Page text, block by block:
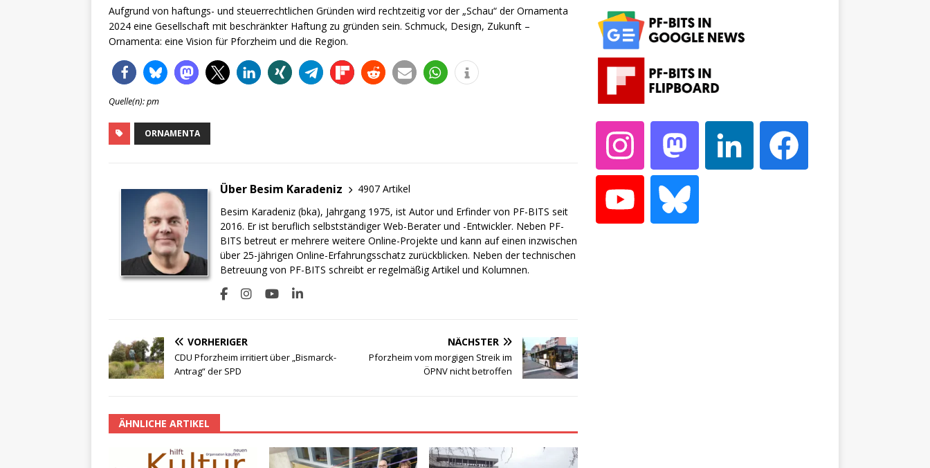
Aufgrund von haftungs- und steuerrechtlichen Gründen wird rechtzeitig vor der „Schau“ der Ornamenta
2024 eine Gesellschaft mit beschränkter Haftung zu gründen sein. Schmuck, Design, Zukunft –
Ornamenta: eine Vision für Pforzheim und die Region.
Quelle(n): pm
ORNAMENTA
Über Besim Karadeniz
4907 Artikel
Besim Karadeniz (bka), Jahrgang 1975, ist Autor und Erfinder von PF-BITS seit
2016. Er ist beruflich selbstständiger Web-Berater und -Entwickler. Neben PF-
BITS betreut er mehrere weitere Online-Projekte und kann auf einen inzwischen
über 25-jährigen Online-Erfahrungsschatz zurückblicken. Neben der technischen
Betreuung von PF-BITS schreibt er regelmäßig Artikel und Kolumnen.
VORHERIGER
CDU Pforzheim irritiert über „Bismarck-
Antrag“ der SPD
NÄCHSTER
Pforzheim vom morgigen Streik im
ÖPNV nicht betroffen
ÄHNLICHE ARTIKEL